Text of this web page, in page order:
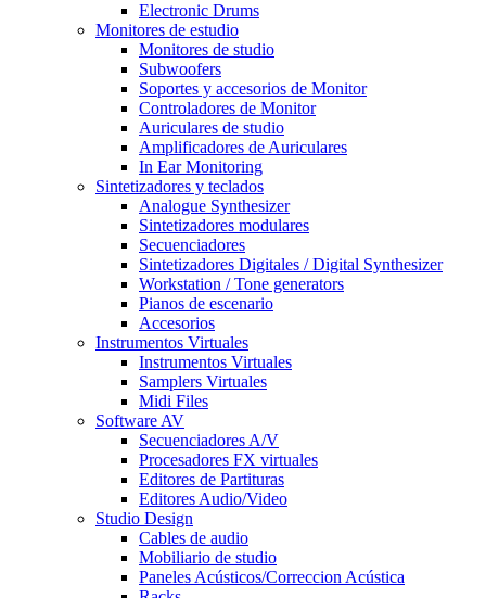
Electronic Drums
Monitores de estudio
Monitores de studio
Subwoofers
Soportes y accesorios de Monitor
Controladores de Monitor
Auriculares de studio
Amplificadores de Auriculares
In Ear Monitoring
Sintetizadores y teclados
Analogue Synthesizer
Sintetizadores modulares
Secuenciadores
Sintetizadores Digitales / Digital Synthesizer
Workstation / Tone generators
Pianos de escenario
Accesorios
Instrumentos Virtuales
Instrumentos Virtuales
Samplers Virtuales
Midi Files
Software AV
Secuenciadores A/V
Procesadores FX virtuales
Editores de Partituras
Editores Audio/Video
Studio Design
Cables de audio
Mobiliario de studio
Paneles Acústicos/Correccion Acústica